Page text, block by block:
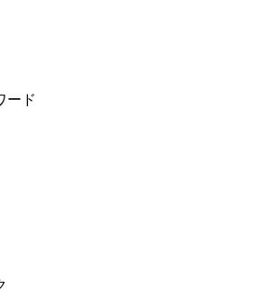
ード